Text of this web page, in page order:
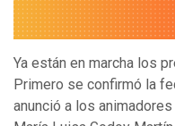
Ya están en marcha los
Primero se confirmó la
anunció a los